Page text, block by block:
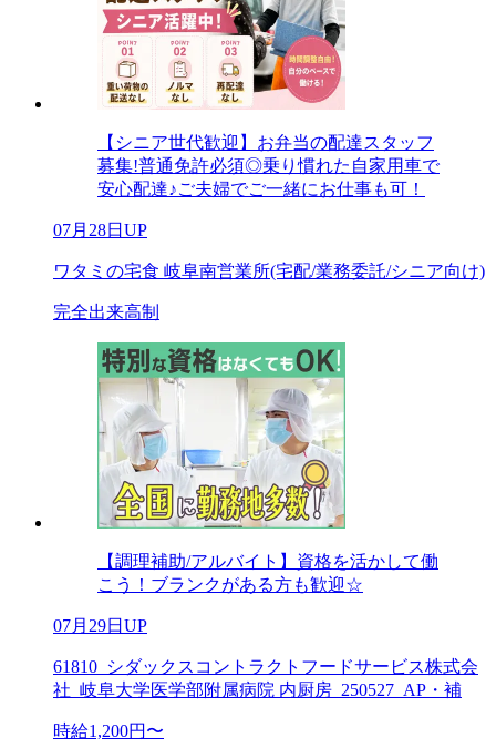
【シニア世代歓迎】お弁当の配達スタッフ
募集!普通免許必須◎乗り慣れた自家用車で
安心配達♪ご夫婦でご一緒にお仕事も可！
07月28日UP
ワタミの宅食 岐阜南営業所(宅配/業務委託/シニア向け)
完全出来高制
【調理補助/アルバイト】資格を活かして働
こう！ブランクがある方も歓迎☆
07月29日UP
61810_シダックスコントラクトフードサービス株式会
社_岐阜大学医学部附属病院 内厨房_250527_AP・補
時給1,200円〜